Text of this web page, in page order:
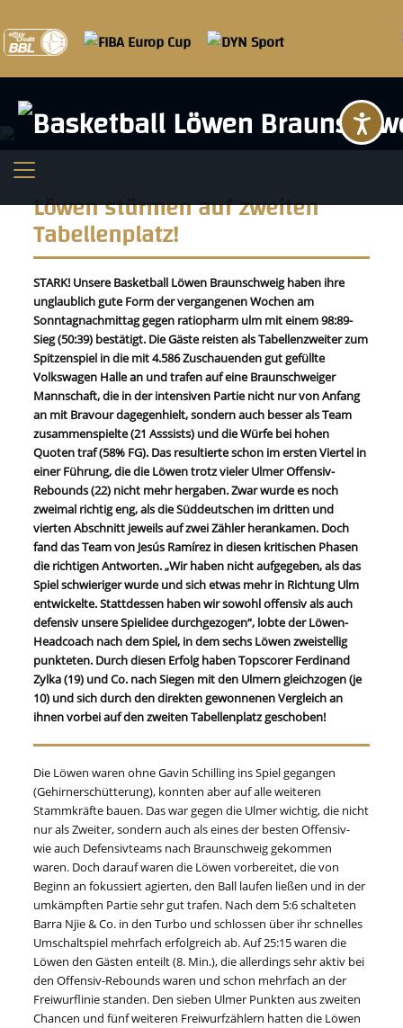
Löwen stürmen auf zweiten
Tabellenplatz!
STARK! Unsere Basketball Löwen Braunschweig haben ihre
unglaublich gute Form der vergangenen Wochen am
Sonntagnachmittag gegen ratiopharm ulm mit einem 98:89-
Sieg (50:39) bestätigt. Die Gäste reisten als Tabellenzweiter zum
Spitzenspiel in die mit 4.586 Zuschauenden gut gefüllte
Volkswagen Halle an und trafen auf eine Braunschweiger
Mannschaft, die in der intensiven Partie nicht nur von Anfang
an mit Bravour dagegenhielt, sondern auch besser als Team
zusammenspielte (21 Asssists) und die Würfe bei hohen
Quoten traf (58% FG). Das resultierte schon im ersten Viertel in
einer Führung, die die Löwen trotz vieler Ulmer Offensiv-
Rebounds (22) nicht mehr hergaben. Zwar wurde es noch
zweimal richtig eng, als die Süddeutschen im dritten und
vierten Abschnitt jeweils auf zwei Zähler herankamen. Doch
fand das Team von Jesús Ramírez in diesen kritischen Phasen
die richtigen Antworten. „Wir haben nicht aufgegeben, als das
Spiel schwieriger wurde und sich etwas mehr in Richtung Ulm
entwickelte. Stattdessen haben wir sowohl offensiv als auch
defensiv unsere Spielidee durchgezogen“, lobte der Löwen-
Headcoach nach dem Spiel, in dem sechs Löwen zweistellig
punkteten. Durch diesen Erfolg haben Topscorer Ferdinand
Zylka (19) und Co. nach Siegen mit den Ulmern gleichzogen (je
10) und sich durch den direkten gewonnenen Vergleich an
ihnen vorbei auf den zweiten Tabellenplatz geschoben!
Die Löwen waren ohne Gavin Schilling ins Spiel gegangen
(Gehirnerschütterung), konnten aber auf alle weiteren
Stammkräfte bauen. Das war gegen die Ulmer wichtig, die nicht
nur als Zweiter, sondern auch als eines der besten Offensiv-
wie auch Defensivteams nach Braunschweig gekommen
waren. Doch darauf waren die Löwen vorbereitet, die von
Beginn an fokussiert agierten, den Ball laufen ließen und in der
umkämpften Partie sehr gut trafen. Nach dem 5:6 schalteten
Barra Njie & Co. in den Turbo und schlossen über ihr schnelles
Umschaltspiel mehrfach erfolgreich ab. Auf 25:15 waren die
Löwen den Gästen enteilt (8. Min.), die allerdings sehr aktiv bei
den Offensiv-Rebounds waren und schon mehrfach an der
Freiwurflinie standen. Den sieben Ulmer Punkten aus zweiten
Chancen und fünf weiteren Freiwurfzählern hatten die Löwen